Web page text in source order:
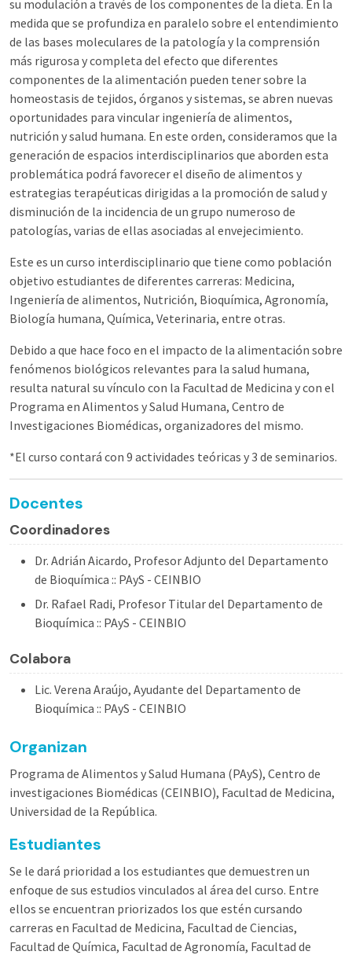
su modulación a través de los componentes de la dieta. En la
medida que se profundiza en paralelo sobre el entendimiento
de las bases moleculares de la patología y la comprensión
más rigurosa y completa del efecto que diferentes
componentes de la alimentación pueden tener sobre la
homeostasis de tejidos, órganos y sistemas, se abren nuevas
oportunidades para vincular ingeniería de alimentos,
nutrición y salud humana. En este orden, consideramos que la
generación de espacios interdisciplinarios que aborden esta
problemática podrá favorecer el diseño de alimentos y
estrategias terapéuticas dirigidas a la promoción de salud y
disminución de la incidencia de un grupo numeroso de
patologías, varias de ellas asociadas al envejecimiento.
Este es un curso interdisciplinario que tiene como población
objetivo estudiantes de diferentes carreras: Medicina,
Ingeniería de alimentos, Nutrición, Bioquímica, Agronomía,
Biología humana, Química, Veterinaria, entre otras.
Debido a que hace foco en el impacto de la alimentación sobre
fenómenos biológicos relevantes para la salud humana,
resulta natural su vínculo con la Facultad de Medicina y con el
Programa en Alimentos y Salud Humana, Centro de
Investigaciones Biomédicas, organizadores del mismo.
*El curso contará con 9 actividades teóricas y 3 de seminarios.
Docentes
Coordinadores
Dr. Adrián Aicardo, Profesor Adjunto del Departamento
de Bioquímica :: PAyS - CEINBIO
Dr. Rafael Radi, Profesor Titular del Departamento de
Bioquímica :: PAyS - CEINBIO
Colabora
Lic. Verena Araújo, Ayudante del Departamento de
Bioquímica :: PAyS - CEINBIO
Organizan
Programa de Alimentos y Salud Humana (PAyS), Centro de
investigaciones Biomédicas (CEINBIO), Facultad de Medicina,
Universidad de la República.
Estudiantes
Se le dará prioridad a los estudiantes que demuestren un
enfoque de sus estudios vinculados al área del curso. Entre
ellos se encuentran priorizados los que estén cursando
carreras en Facultad de Medicina, Facultad de Ciencias,
Facultad de Química, Facultad de Agronomía, Facultad de